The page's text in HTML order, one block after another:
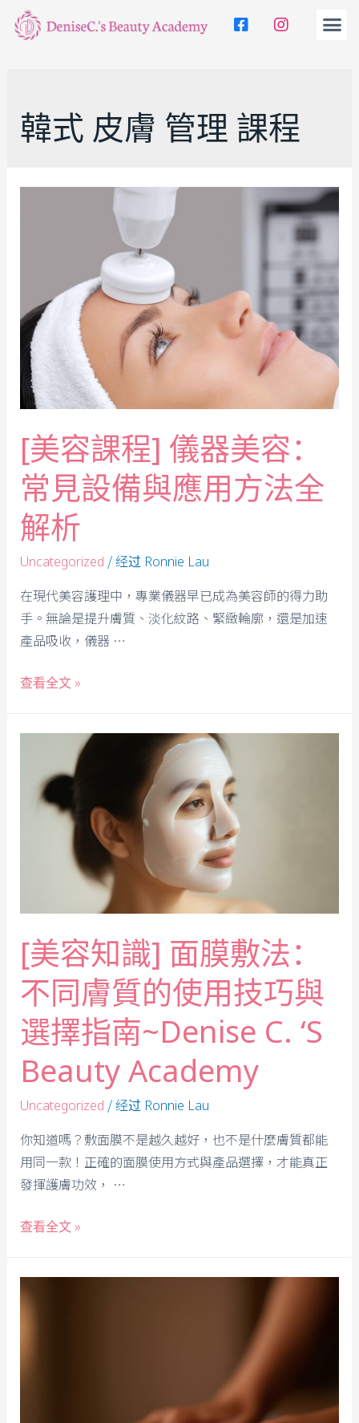
韓式 皮膚 管理 課程
[美容課程] 儀器美容：
常見設備與應用方法全
解析
Uncategorized / 经过 Ronnie Lau
在現代美容護理中，專業儀器早已成為美容師的得力助
手。無論是提升膚質、淡化紋路、緊緻輪廓，還是加速
產品吸收，儀器 …
查看全文 »
[美容知識] 面膜敷法：
不同膚質的使用技巧與
選擇指南~Denise C. ‘s
Beauty Academy
Uncategorized / 经过 Ronnie Lau
你知道嗎？敷面膜不是越久越好，也不是什麼膚質都能
用同一款！正確的面膜使用方式與產品選擇，才能真正
發揮護膚功效， …
查看全文 »